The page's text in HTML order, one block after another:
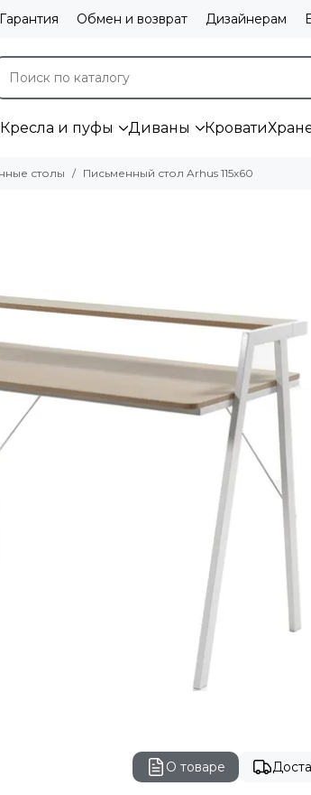
Гарантия Обмен и возврат Дизайнерам
Кресла и пуфы Диваны Кровати
столы Письменный стол Arhus 115х60
О товаре